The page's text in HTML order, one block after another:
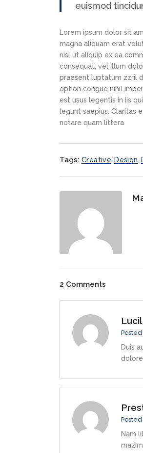
euismod
Lorem ipsum dolor sit
magna aliquam erat
nisl ut aliquip ex ea
consequat, vel illum
praesent luptatum zzril
option congue nihil
est usus legentis in iis
legunt saepius. Claritas
notare quam littera
Tags: Creative Design
2 Comments
Duis
Nam